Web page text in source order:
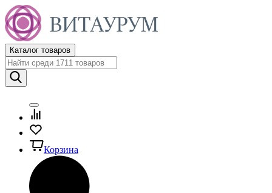
Каталог товаров
Корзина